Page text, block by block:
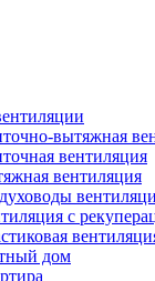
вытяжная
вентиляция
вентиляция
с
дом